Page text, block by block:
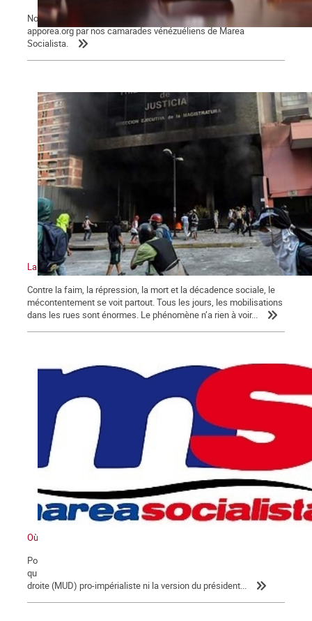
Nous reproduisons des extraits du texte publié sur le site
apporea.org par nos camarades vénézuéliens de Marea
Socialista.
La crise au Venezuela atteint un niveau sans précédent
Contre la faim, la répression, la mort et la décadence sociale, le
mécontentement se voit partout. Tous les jours, les mobilisations
dans les rues sont énormes. Le phénomène n’a rien à voir...
Où va le Venezuela ?
Pour comprendre la situation et lever le voile sur les informations
qui sont diffusées dans le monde, inutile d'écouter la coalition de
droite (MUD) pro-impérialiste ni la version du président...